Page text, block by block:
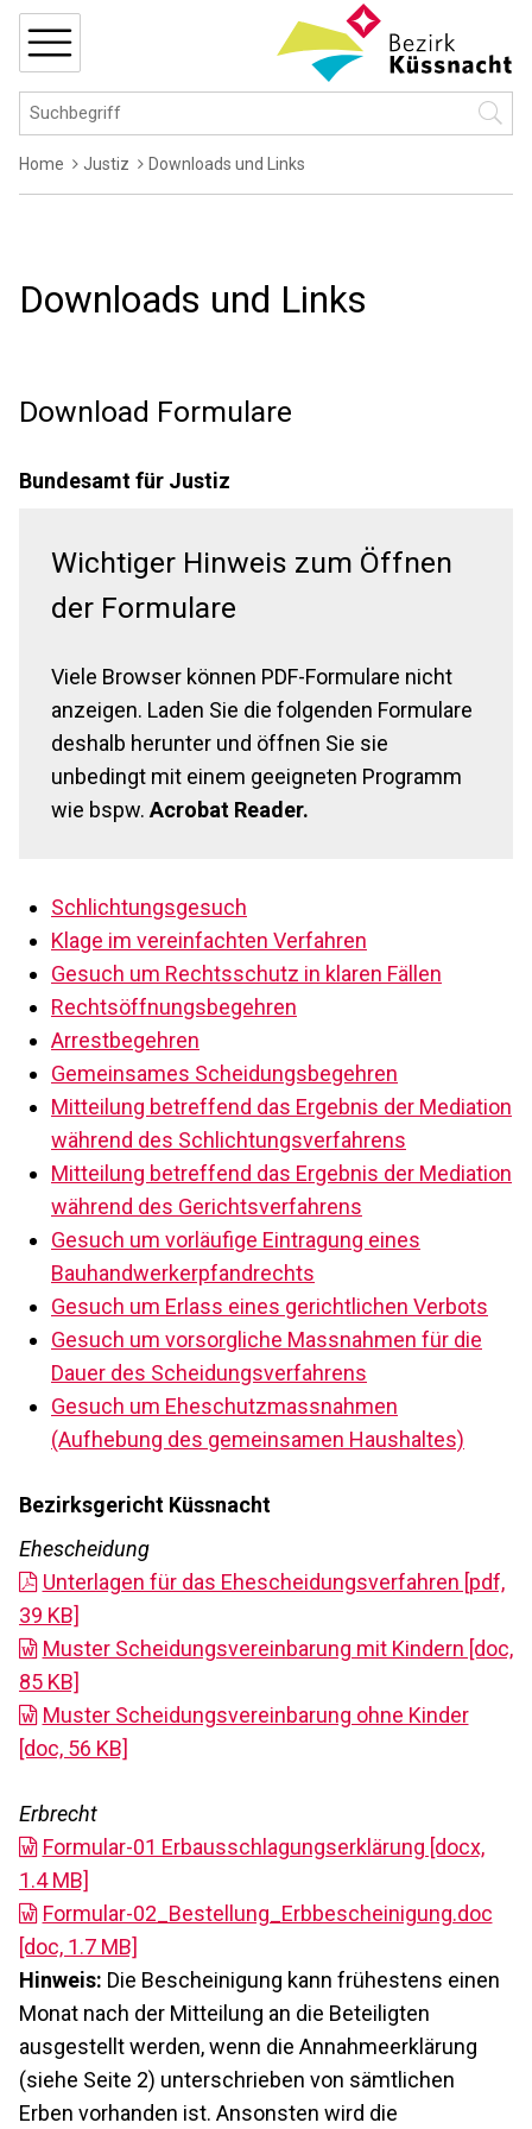
Navigieren in Küssnacht
Schnellnavigation
Hauptnavigation
Suchbegriff
Breadcrumb
Home Justiz Downloads und Links
Downloads und Links
Download Formulare
Bundesamt für Justiz
Wichtiger Hinweis zum Öffnen
der Formulare
Viele Browser können PDF-Formulare nicht
anzeigen. Laden Sie die folgenden Formulare
deshalb herunter und öffnen Sie sie
unbedingt mit einem geeigneten Programm
wie bspw. Acrobat Reader.
Schlichtungsgesuch
Klage im vereinfachten Verfahren
Gesuch um Rechtsschutz in klaren Fällen
Rechtsöffnungsbegehren
Arrestbegehren
Gemeinsames Scheidungsbegehren
Mitteilung betreffend das Ergebnis der Mediation
während des Schlichtungsverfahrens
Mitteilung betreffend das Ergebnis der Mediation
während des Gerichtsverfahrens
Gesuch um vorläufige Eintragung eines
Bauhandwerkerpfandrechts
Gesuch um Erlass eines gerichtlichen Verbots
Gesuch um vorsorgliche Massnahmen für die
Dauer des Scheidungsverfahrens
Gesuch um Eheschutzmassnahmen
(Aufhebung des gemeinsamen Haushaltes)
Bezirksgericht Küssnacht
Ehescheidung
Unterlagen für das Ehescheidungsverfahren [pdf,
39 KB]
Muster Scheidungsvereinbarung mit Kindern [doc,
85 KB]
Muster Scheidungsvereinbarung ohne Kinder
[doc, 56 KB]
Erbrecht
Formular-01 Erbausschlagungserklärung [docx,
1.4 MB]
Formular-02_Bestellung_Erbbescheinigung.doc
[doc, 1.7 MB]
Hinweis: Die Bescheinigung kann frühestens einen
Monat nach der Mitteilung an die Beteiligten
ausgestellt werden, wenn die Annahmeerklärung
(siehe Seite 2) unterschrieben von sämtlichen
Erben vorhanden ist. Ansonsten wird die